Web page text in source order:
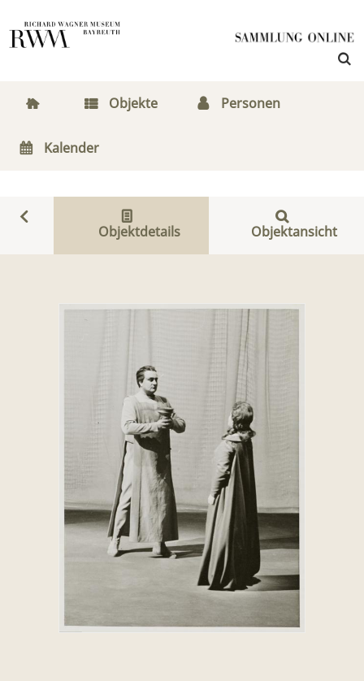
Objekte Personen
Kalender
Objektdetails Objektansicht